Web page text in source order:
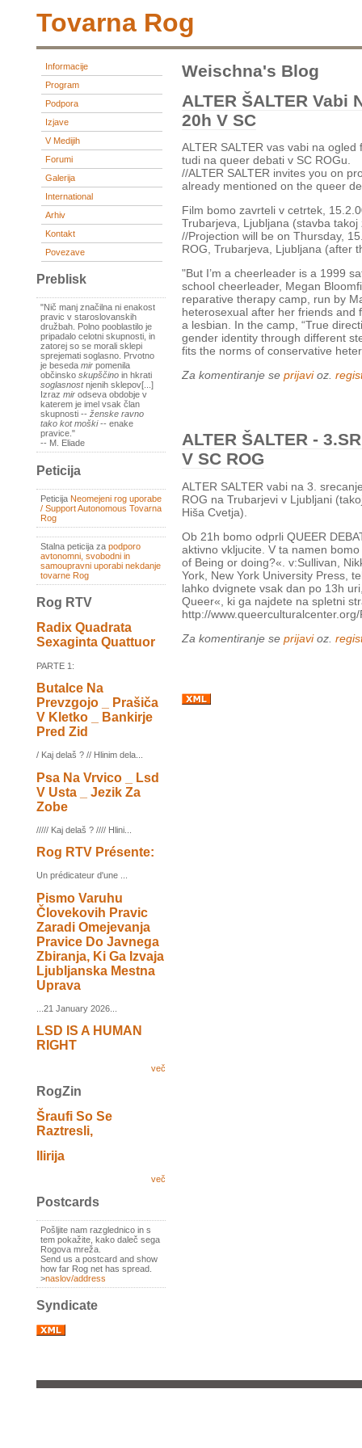
Tovarna Rog
Informacije
Program
Podpora
Izjave
V Medijih
Forumi
Galerija
International
Arhiv
Kontakt
Povezave
Preblisk
"Nič manj značilna ni enakost
pravic v staroslovanskih
družbah. Polno pooblastilo je
pripadalo celotni skupnosti, in
zatorej so se morali sklepi
sprejemati soglasno. Prvotno
je beseda mir pomenila
občinsko skupščino in hkrati
soglasnostnjenih sklepov[...]
Izraz mir odseva obdobje v
katerem je imel vsak član
skupnosti -- ženske ravno
tako kot moški-- enake
pravice."
-- M. Eliade
Peticija
Peticija Neomejeni rog uporabe
/ Support Autonomous Tovarna
Rog
Stalna peticija za podporo
avtonomni, svobodni in
samoupravni uporabi nekdanje
tovarne Rog
Rog RTV
Radix Quadrata
Sexaginta Quattuor
PARTE 1:
Butalce Na
Prevzgojo _ Prašiča
V Kletko _ Bankirje
Pred Zid
/ Kaj delaš ? // Hlinim dela...
Psa Na Vrvico _ Lsd
V Usta _ Jezik Za
Zobe
///// Kaj delaš ? //// Hlini...
Rog RTV Présente:
Un prédicateur d'une ...
Pismo Varuhu
Človekovih Pravic
Zaradi Omejevanja
Pravice Do Javnega
Zbiranja, Ki Ga Izvaja
Ljubljanska Mestna
Uprava
...21 January 2026...
LSD IS A HUMAN
RIGHT
več
RogZin
Šraufi So Se
Raztresli,
Ilirija
več
Postcards
Pošljite nam razglednico in s
tem pokažite, kako daleč sega
Rogova mreža.
Send us a postcard and show
how far Rog net has spread.
>naslov/address
Syndicate
Weischna's Blog
ALTER ŠALTER Vabi
20h V SC
ALTER SALTER vas vabi na
tudi na queer debati v SC ROGu.
//ALTER SALTER invites you on
already mentioned on the queer
Film bomo zavrteli v cetrtek,
Trubarjeva, Ljubljana (stavba
//Projection will be on Thursday,
ROG, Trubarjeva, Ljubljana (after
"But I’m a cheerleader is a 1999
school cheerleader, Megan
reparative therapy camp, run by
heterosexual after her friends and
a lesbian. In the camp, “True
gender identity through different
fits the norms of conservative
Za komentiranje se prijavioz.
ALTER ŠALTER -
V SC ROG
ALTER SALTER vabi na 3.
ROG na Trubarjevi v Ljubljani
Hiša Cvetja).
Ob 21h bomo odprli QUEER
aktivno vkljucite. V ta namen
of Being or doing?«. v:Sullivan,
York, New York University Press,
lahko dvignete vsak dan po 13h
Queer«, ki ga najdete na spletni
http://
Za komentiranje se prijavioz.